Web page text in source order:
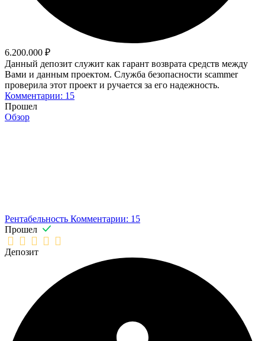
6.200.000 ₽
Данный депозит служит как гарант возврата средств между
Вами и данным проектом. Служба безопасности scammer
проверила этот проект и ручается за его надежность.
Комментарии: 15
Прошел
Обзор
Рентабельность Комментарии: 15
Прошел
Депозит